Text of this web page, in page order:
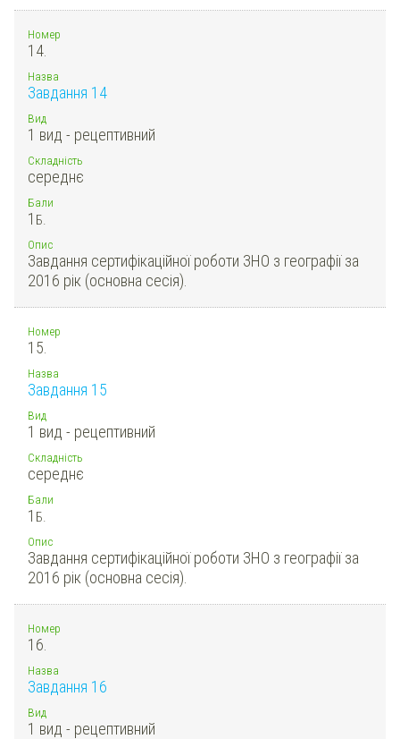
Номер
14.
Назва
Завдання 14
Вид
1 вид - рецептивний
Складність
середнє
Бали
1 Б.
Опис
Завдання сертифікаційної роботи ЗНО з географії за
2016 рік (основна сесія).
Номер
15.
Назва
Завдання 15
Вид
1 вид - рецептивний
Складність
середнє
Бали
1 Б.
Опис
Завдання сертифікаційної роботи ЗНО з географії за
2016 рік (основна сесія).
Номер
16.
Назва
Завдання 16
Вид
1 вид - рецептивний